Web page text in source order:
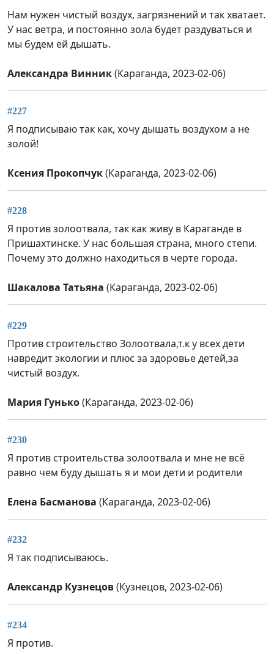
Нам нужен чистый воздух, загрязнений и так хватает.
У нас ветра, и постоянно зола будет раздуваться и
мы будем ей дышать.
Александра Винник(Караганда, 2023-02-06)
#227
Я подписываю так как, хочу дышать воздухом а не
золой!
Ксения Прокопчук(Караганда, 2023-02-06)
#228
Я против золоотвала, так как живу в Караганде в
Пришахтинске. У нас большая страна, много степи.
Почему это должно находиться в черте города.
Шакалова Татьяна (Караганда, 2023-02-06)
#229
Против строительство Золоотвала,т.к у всех дети
навредит экологии и плюс за здоровье детей,за
чистый воздух.
Мария Гунько(Караганда, 2023-02-06)
#230
Я против строительства золоотвала и мне не всё
равно чем буду дышать я и мои дети и родители
Елена Басманова (Караганда, 2023-02-06)
#232
Я так подписываюсь.
Александр Кузнецов(Кузнецов, 2023-02-06)
#234
Я против.